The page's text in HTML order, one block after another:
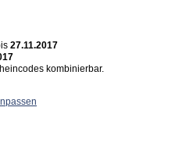
27.11.2017
kombinierbar.